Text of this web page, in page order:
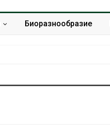
Биоразнообразие